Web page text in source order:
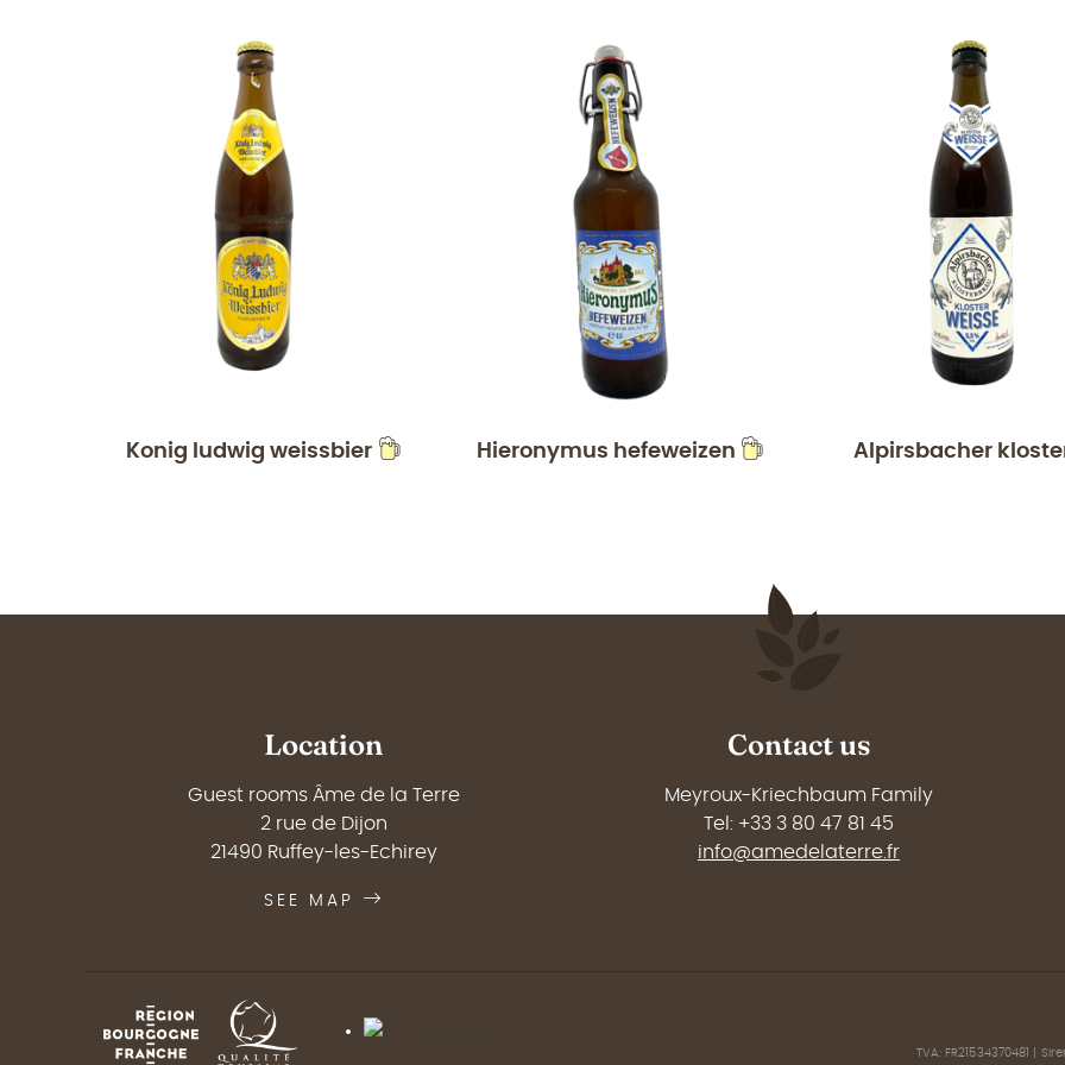
Konig ludwig weissbier Hieronymus hefeweizen Alpirsbacher
Location
Guest rooms Âme de la Terre
2 rue de Dijon
21490 Ruffey-les-Echirey
SEE MAP
Contact us
Meyroux-Kriechbaum Family
Tel: +33 3 80 47 81 45
info@amedelaterre.fr
TVA: FR21534370481 |